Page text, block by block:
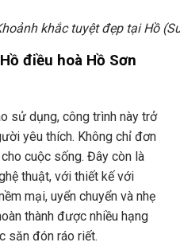
khắc tuyệt đẹp tại Hồ
điều hoà Hồ Sơn
sử dụng, công trình này trở
yêu thích. Không chỉ đơn
cuộc sống. Đây còn là
thuật, với thiết kế với
mại, uyển chuyển và nhẹ
thành được nhiều hạng
săn đón ráo riết.